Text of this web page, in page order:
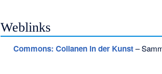
Weblinks
Commons: Collanen in der Kunst–